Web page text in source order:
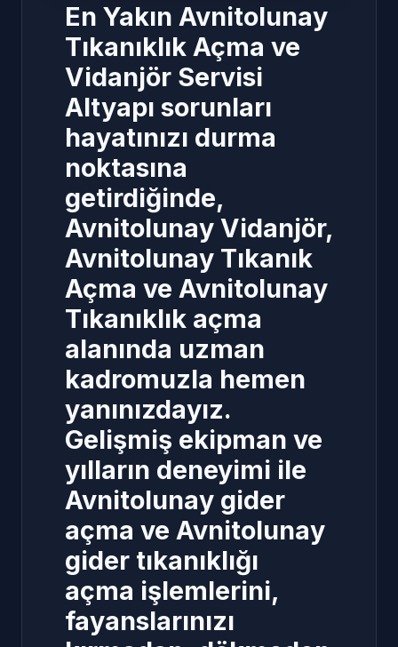
En Yakın Avnitolunay
Tıkanıklık Açma ve
Vidanjör Servisi
Altyapı sorunları
hayatınızı durma
noktasına
getirdiğinde,
Avnitolunay Vidanjör,
Avnitolunay Tıkanık
Açma ve Avnitolunay
Tıkanıklık açma
alanında uzman
kadromuzla hemen
yanınızdayız.
Gelişmiş ekipman ve
yılların deneyimi ile
Avnitolunay gider
açma ve Avnitolunay
gider tıkanıklığı
açma işlemlerini,
fayanslarınızı